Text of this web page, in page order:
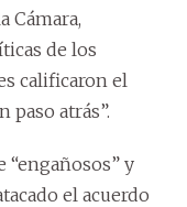
Cámara,
de los
calificaron el
paso atrás”.
“engañosos” y
el acuerdo